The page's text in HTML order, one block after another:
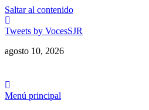
Saltar al contenido
Tweets by VocesSJR
agosto 10, 2026
Menú principal